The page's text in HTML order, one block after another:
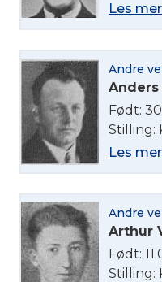
Les mer
Andre
Anders
Født:
Stilling:
Les mer
Andre
Arthur
Født:
Stilling:
Velg språk
English
Norsk bokmål